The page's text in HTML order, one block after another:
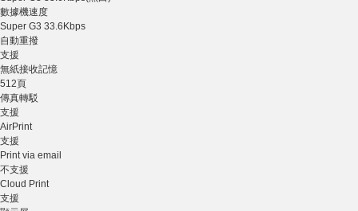
數據機速度
Super G3 33.6Kbps
自動重撥
支援
無紙接收記憶
512頁
傳真轉駁
支援
AirPrint
支援
Print via email
不支援
Cloud Print
支援